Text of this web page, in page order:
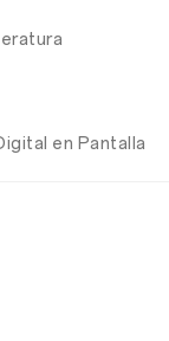
en Pantalla